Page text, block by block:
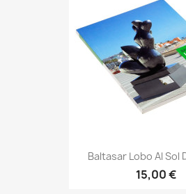
Baltasar Lobo Al Sol
15,00 €